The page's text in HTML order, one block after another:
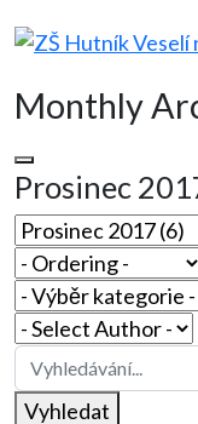
Monthly
Prosinec
Vyhledat